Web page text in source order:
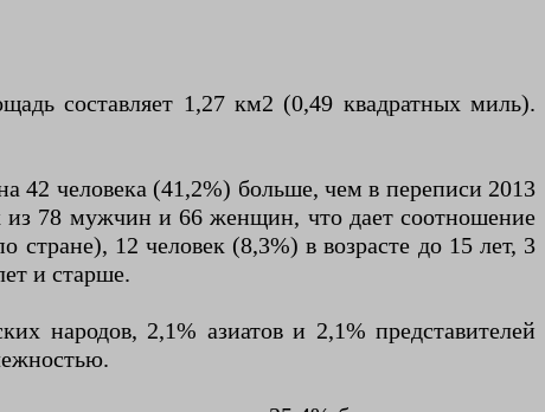
составляет 1,27 км2 (0,49 квадратных миль).
42 человека (41,2%) больше, чем в переписи 2013
из 78 мужчин и 66 женщин, что дает соотношение
12 человек (8,3%) в возрасте до 15 лет, 3
и старше.
народов, 2,1% азиатов и 2,1% представителей